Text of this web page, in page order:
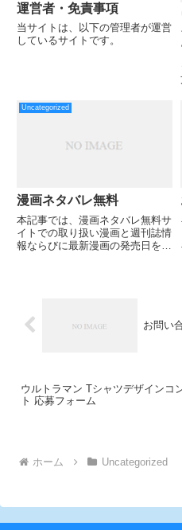
運営者・免責事項
当サイトは、以下の管理者が運営
しているサイトです。
Uncategorized
漫画ネタバレ無料
本記事では、漫画ネタバレ無料サ
イトでの取り扱い漫画と週刊誌情
報ならびに最新漫画の発売日をご
お問い
ウルトラマン Tシャツデザインコ
ト 応募フォーム
ホーム Uncategorized